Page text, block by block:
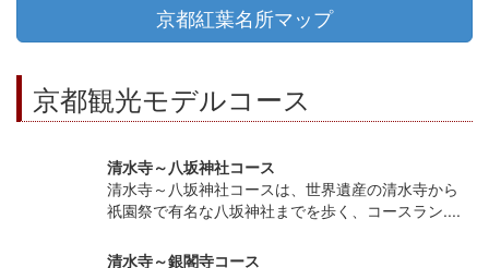
京都紅葉名所マップ
京都観光モデルコース
清水寺～八坂神社コース
清水寺～八坂神社コースは、世界遺産の清水寺から
祇園祭で有名な八坂神社までを歩く、コースラン....
清水寺～銀閣寺コース